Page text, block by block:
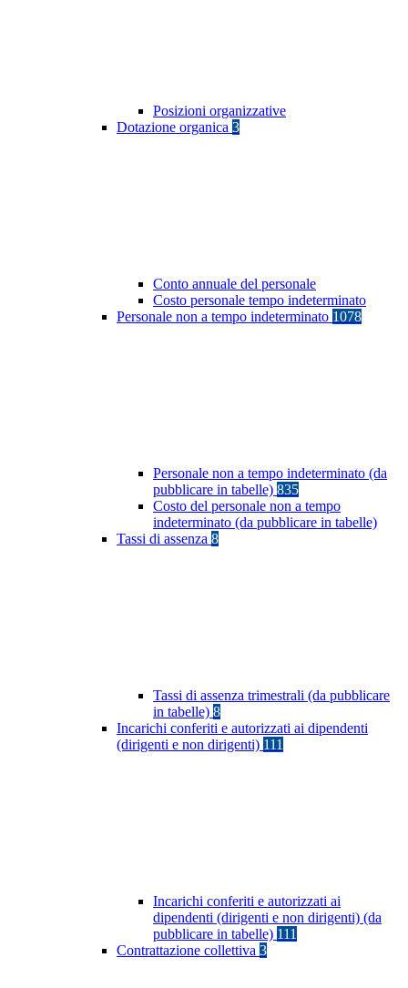
Posizioni organizzative
Dotazione organica 3
Conto annuale del personale
Costo personale tempo indeterminato
Personale non a tempo indeterminato 1078
Personale non a tempo indeterminato (da
pubblicare in tabelle) 835
Costo del personale non a tempo
indeterminato (da pubblicare in tabelle)
Tassi di assenza 8
Tassi di assenza trimestrali (da pubblicare
in tabelle) 8
Incarichi conferiti e autorizzati ai dipendenti
(dirigenti e non dirigenti) 111
Incarichi conferiti e autorizzati ai
dipendenti (dirigenti e non dirigenti) (da
pubblicare in tabelle) 111
Contrattazione collettiva 3